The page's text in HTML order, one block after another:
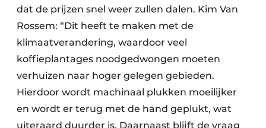
dat de prijzen snel weer zullen dalen. Kim Van
Rossem: “Dit heeft te maken met de
klimaatverandering, waardoor veel
koffieplantages noodgedwongen moeten
verhuizen naar hoger gelegen gebieden.
Hierdoor wordt machinaal plukken moeilijker
en wordt er terug met de hand geplukt, wat
uiteraard duurder is. Daarnaast blijft de vraag